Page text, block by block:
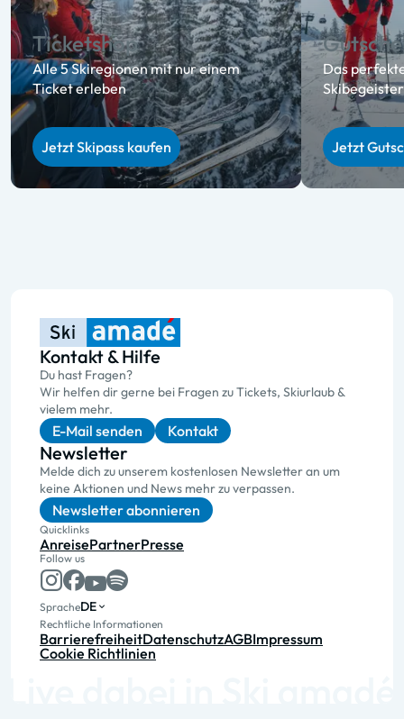
Ticketshop
Alle 5 Skiregionen mit nur einem
Ticket erleben
Jetzt Skipass kaufen
Das
Jetzt
Kontakt & Hilfe
Du hast Fragen?
Wir helfen dir gerne bei Fragen zu Tickets, Skiurlaub &
vielem mehr.
E-Mail senden Kontakt
Newsletter
Melde dich zu unserem kostenlosen Newsletter an um
keine Aktionen und News mehr zu verpassen.
Newsletter abonnieren
Quicklinks
AnreisePartnerPresse
Follow us
SpracheDE
Rechtliche Informationen
BarrierefreiheitDatenschutzAGBImpressum
Cookie Richtlinien